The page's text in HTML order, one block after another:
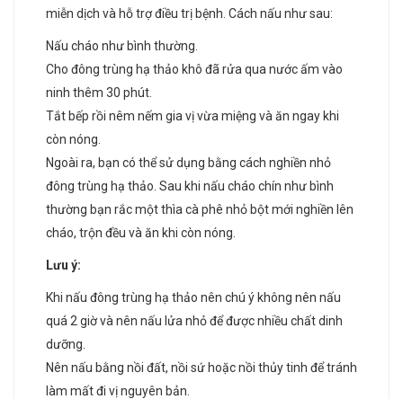
miễn dịch và hỗ trợ điều trị bệnh. Cách nấu như sau:
Nấu cháo như bình thường.
Cho đông trùng hạ thảo khô đã rửa qua nước ấm vào
ninh thêm 30 phút.
Tắt bếp rồi nêm nếm gia vị vừa miệng và ăn ngay khi
còn nóng.
Ngoài ra, bạn có thể sử dụng bằng cách nghiền nhỏ
đông trùng hạ thảo. Sau khi nấu cháo chín như bình
thường bạn rắc một thìa cà phê nhỏ bột mới nghiền lên
cháo, trộn đều và ăn khi còn nóng.
Lưu ý:
Khi nấu đông trùng hạ thảo nên chú ý không nên nấu
quá 2 giờ và nên nấu lửa nhỏ để được nhiều chất dinh
dưỡng.
Nên nấu bằng nồi đất, nồi sứ hoặc nồi thủy tinh để tránh
làm mất đi vị nguyên bản.